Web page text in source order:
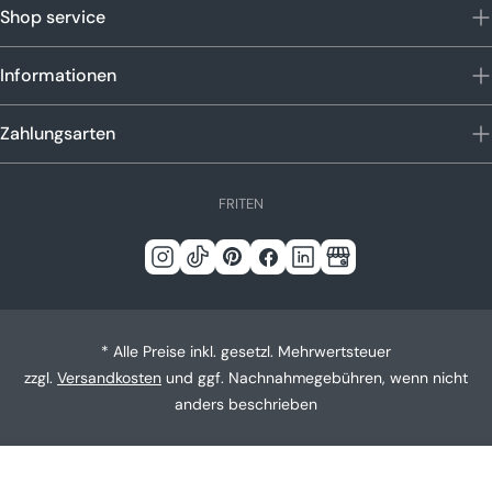
Shop service
Informationen
Zahlungsarten
S
r
e
EN
IT
FR
Instagram
TickPinterestFacebook
LinkedinGoogle
* Alle Preise inkl. gesetzl. Mehrwertsteuer
zzgl. Versandkosten und ggf. Nachnahmegebühren, wenn nicht
anders beschrieben